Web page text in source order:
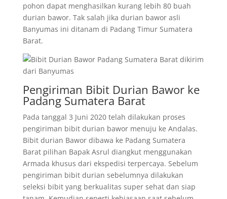
pohon dapat menghasilkan kurang lebih 80 buah
durian bawor. Tak salah jika durian bawor asli
Banyumas ini ditanam di Padang Timur Sumatera
Barat.
Pengiriman Bibit Durian Bawor ke
Padang Sumatera Barat
Pada tanggal 3 Juni 2020 telah dilakukan proses
pengiriman bibit durian bawor menuju ke Andalas.
Bibit durian Bawor dibawa ke Padang Sumatera
Barat pilihan Bapak Asrul diangkut menggunakan
Armada khusus dari ekspedisi terpercaya. Sebelum
pengiriman bibit durian sebelumnya dilakukan
seleksi bibit yang berkualitas super sehat dan siap